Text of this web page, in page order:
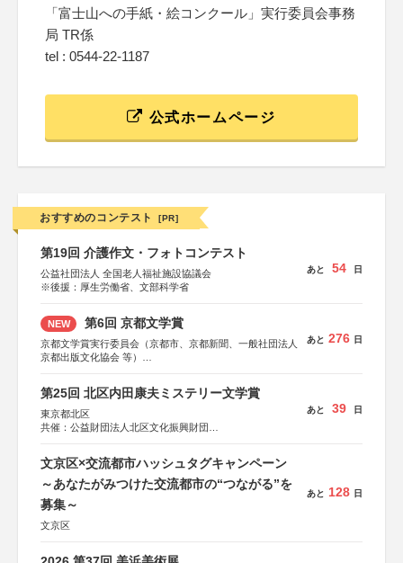
「富士山への手紙・絵コンクール」実行委員会事務
局 TR係
tel : 0544-22-1187
公式ホームページ
おすすめのコンテスト [PR]
第19回 介護作文・フォトコンテスト
公益社団法人 全国老人福祉施設協議会
※後援：厚生労働省、文部科学省
あと 54 日
NEW 第6回 京都文学賞
京都文学賞実行委員会（京都市、京都新聞、一般社団法人
京都出版文化協会 等）
KADOKAWA、河出書房新社、幻冬舎、講談社、光文社、
集英社、小学館、祥伝社、新潮社、淡交社、ちいさいミシ
マ社、徳間書店、早川書房、PHP研究所、双葉社、文藝春
秋、ポプラ社、毎日新聞出版
あと 276 日
第25回 北区内田康夫ミステリー文学賞
東京都北区
共催：公益財団法人北区文化振興財団
協賛：株式会社実業之日本社
あと 39 日
文京区×交流都市ハッシュタグキャンペーン
～あなたがみつけた交流都市の“つながる”を
募集～
文京区
あと 128 日